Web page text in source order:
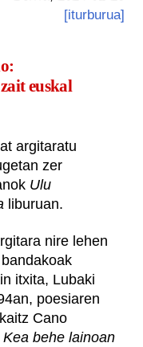
[iturburua]
euskal
argitaratu
zer
Ulu
liburuan.
nire lehen
itxita, Lubaki
poesiaren
Cano
Kea behe lainoan